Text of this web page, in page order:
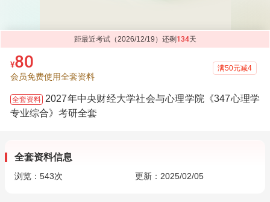
距最近考试（2026/12/19）还剩 134天
¥80
会员免费使用全套资料
满50元减4
全套资料 2027年中央财经大学社会与心理学院《347心理学
专业综合》考研全套
全套资料信息
浏览： 543次 更新：2025/02/05